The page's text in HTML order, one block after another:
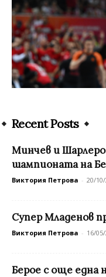
Recent Posts
Минчев и
шампионата на
Виктория Петрова - 20/
Супер Младенов
Виктория Петрова - 16/
Берое с още една